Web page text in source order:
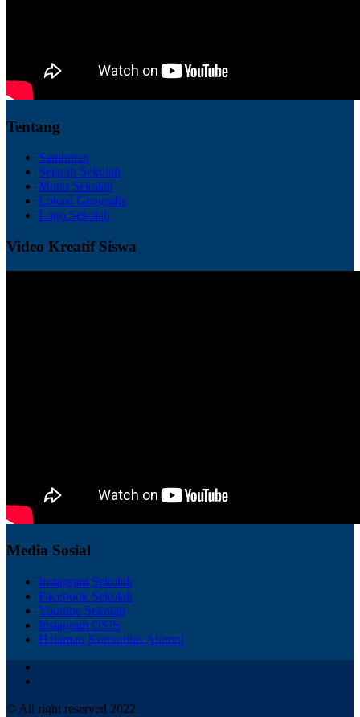
Tentang
Sambutan
Sejarah Sekolah
Motto Sekolah
Lokasi Geografis
Logo Sekolah
Video Kreatif Siswa
Media Sosial
Instagram Sekolah
Facebook Sekolah
Youtube Sekolah
Instagram OSIS
Halaman Komunitas Alumni
© All right reserved 2022